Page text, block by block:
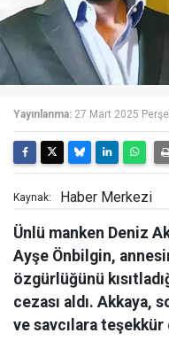
Yayınlanma: 27 Mart 2025
Kaynak: Haber Merkezi
Ünlü manken Deniz
Ayşe Önbilgin,
özgürlüğünü
cezası aldı. Akkaya,
ve savcılara